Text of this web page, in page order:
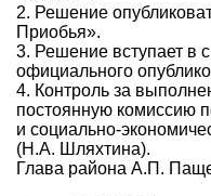
2. Решение
Приобья».
3. Решение вступает в
официального
4. Контроль за
постоянную комиссию
и социально-
(Н.А. Шляхтина).
Глава района А.П.